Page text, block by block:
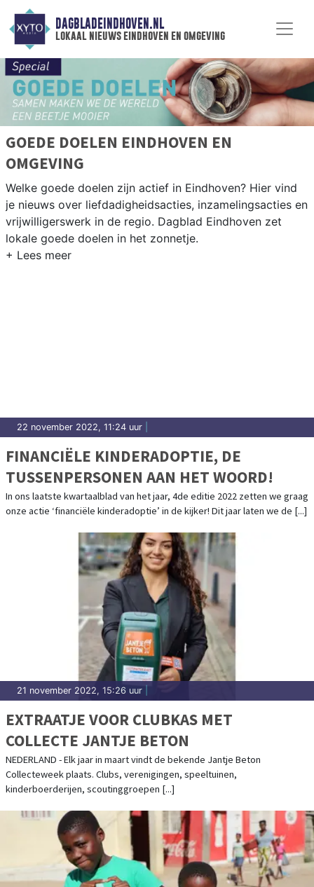
DAGBLADEINDHOVEN.NL
lokaal nieuws eindhoven en omgeving
GOEDE DOELEN EINDHOVEN EN
OMGEVING
Welke goede doelen zijn actief in Eindhoven? Hier vind
je nieuws over liefdadigheidsacties, inzamelingsacties en
vrijwilligerswerk in de regio. Dagblad Eindhoven zet
lokale goede doelen in het zonnetje.
22 november 2022, 11:24 uur
FINANCIËLE KINDERADOPTIE, DE
TUSSENPERSONEN AAN HET WOORD!
In ons laatste kwartaalblad van het jaar, 4de editie 2022 zetten we graag
onze actie ‘financiële kinderadoptie’ in de kijker! Dit jaar laten we de [...]
21 november 2022, 15:26 uur
EXTRAATJE VOOR CLUBKAS MET
COLLECTE JANTJE BETON
NEDERLAND - Elk jaar in maart vindt de bekende Jantje Beton
Collecteweek plaats. Clubs, verenigingen, speeltuinen,
kinderboerderijen, scoutinggroepen [...]